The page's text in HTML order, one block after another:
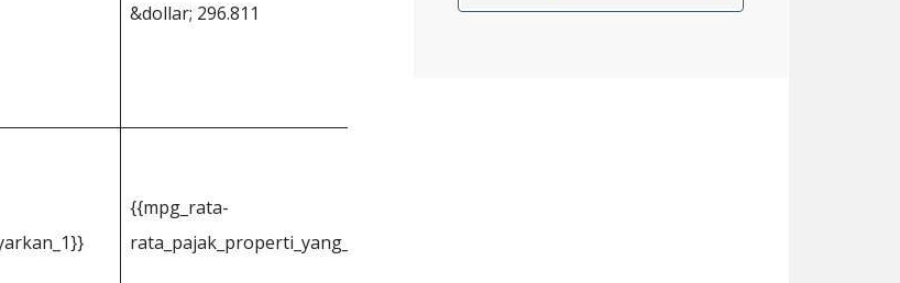
&dollar; 296.811
{{mpg_rata-
rata_pajak_properti_yang_dibayarkan_2}}